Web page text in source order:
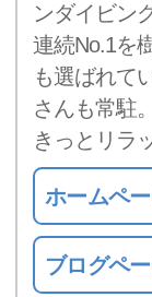
ンダイビン
連続No.1を
も選ばれて
さんも常駐
きっとリラ
ホームペ
ブログペ